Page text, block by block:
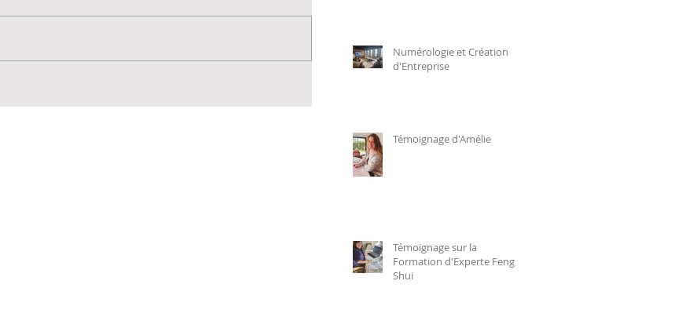
Numérologie et Création
d'Entreprise
Témoignage d'Amélie
Témoignage sur la
Formation d'Experte Feng
Shui